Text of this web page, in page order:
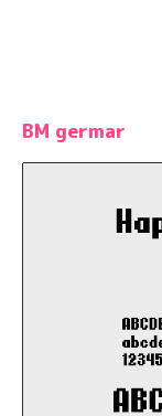
BM germar